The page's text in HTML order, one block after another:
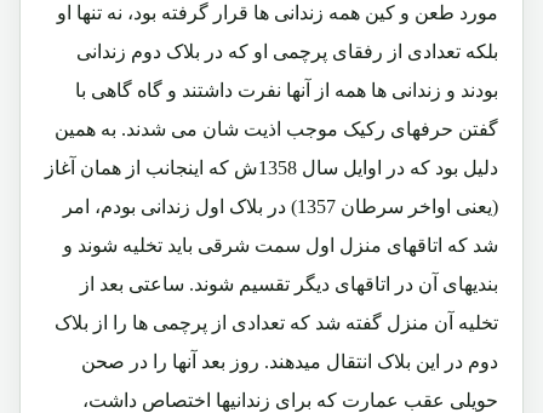
مورد طعن و کین همه زندانی ها قرار گرفته بود، نه تنها او
بلکه تعدادی از رفقای پرچمی او که در بلاک دوم زندانی
بودند و زندانی ها همه از آنها نفرت داشتند و گاه گاهی با
گفتن حرفهای رکیک موجب اذیت شان می شدند. به همین
دلیل بود که در اوایل سال 1358ش که اینجانب از همان آغاز
(یعنی اواخر سرطان 1357) در بلاک اول زندانی بودم، امر
شد که اتاقهای منزل اول سمت شرقی باید تخلیه شوند و
بندیهای آن در اتاقهای دیگر تقسیم شوند. ساعتی بعد از
تخلیه آن منزل گفته شد که تعدادی از پرچمی ها را از بلاک
دوم در این بلاک انتقال میدهند. روز بعد آنها را در صحن
حویلی عقب عمارت که برای زندانیها اختصاص داشت،